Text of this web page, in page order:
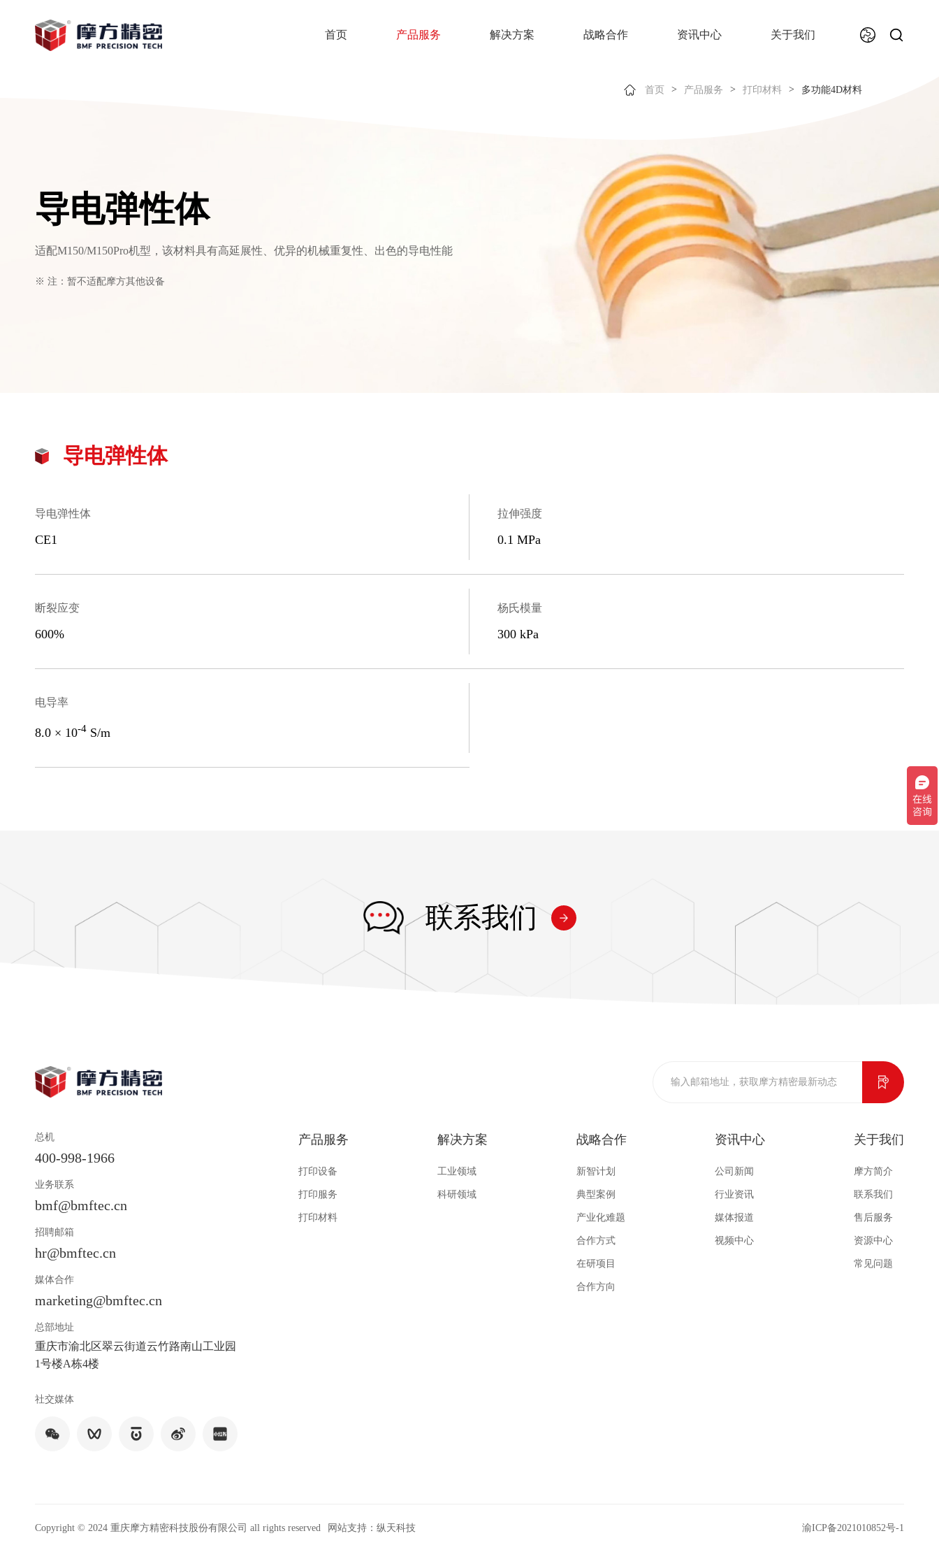
首页 产品服务 解决方案 战略合作 资讯中心 关于我们
首页 > 产品服务 > 打印材料 > 多功能4D材料
导电弹性体
适配M150/M150Pro机型，该材料具有高延展性、优异的机械重复性、出色的导电性能
※ 注：暂不适配摩方其他设备
导电弹性体
导电弹性体
CE1
拉伸强度
0.1 MPa
断裂应变
600%
杨氏模量
300 kPa
电导率
8.0 × 10-4 S/m
联系我们
总机
400-998-1966
业务联系
bmf@bmftec.cn
招聘邮箱
hr@bmftec.cn
媒体合作
marketing@bmftec.cn
总部地址
重庆市渝北区翠云街道云竹路南山工业园
1号楼A栋4楼
社交媒体
产品服务
打印设备
打印服务
打印材料
解决方案
工业领域
科研领域
战略合作
新智计划
典型案例
产业化难题
合作方式
在研项目
合作方向
资讯中心
公司新闻
行业资讯
媒体报道
视频中心
关于我们
摩方简介
联系我们
售后服务
资源中心
常见问题
Copyright © 2024 重庆摩方精密科技股份有限公司 all rights reserved 网站支持：纵天科技 渝ICP备2021010852号-1